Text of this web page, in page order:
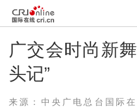
广交会时尚新
头记”
来源：中央广电总台国际